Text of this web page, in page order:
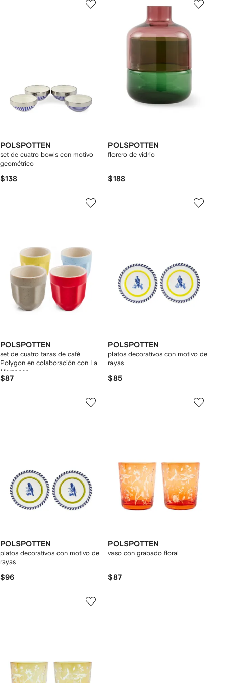
POLSPOTTEN
set de cuatro bowls con motivo
geométrico
$138
POLSPOTTEN
florero de vidrio
$188
POLSPOTTEN
set de cuatro tazas de café
Polygon en colaboración con La
Marzocco
$87
POLSPOTTEN
platos decorativos con motivo de
rayas
$85
POLSPOTTEN
platos decorativos con motivo de
rayas
$96
POLSPOTTEN
vaso con grabado floral
$87